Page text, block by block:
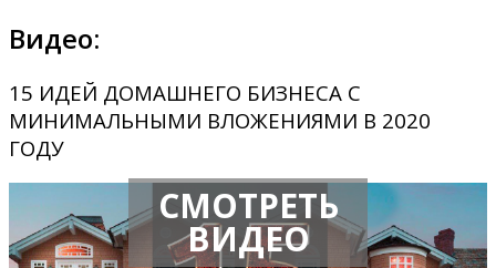
Видео:
15 ИДЕЙ ДОМАШНЕГО БИЗНЕСА С
МИНИМАЛЬНЫМИ ВЛОЖЕНИЯМИ В 2020
ГОДУ
СМОТРЕТЬ
ВИДЕО